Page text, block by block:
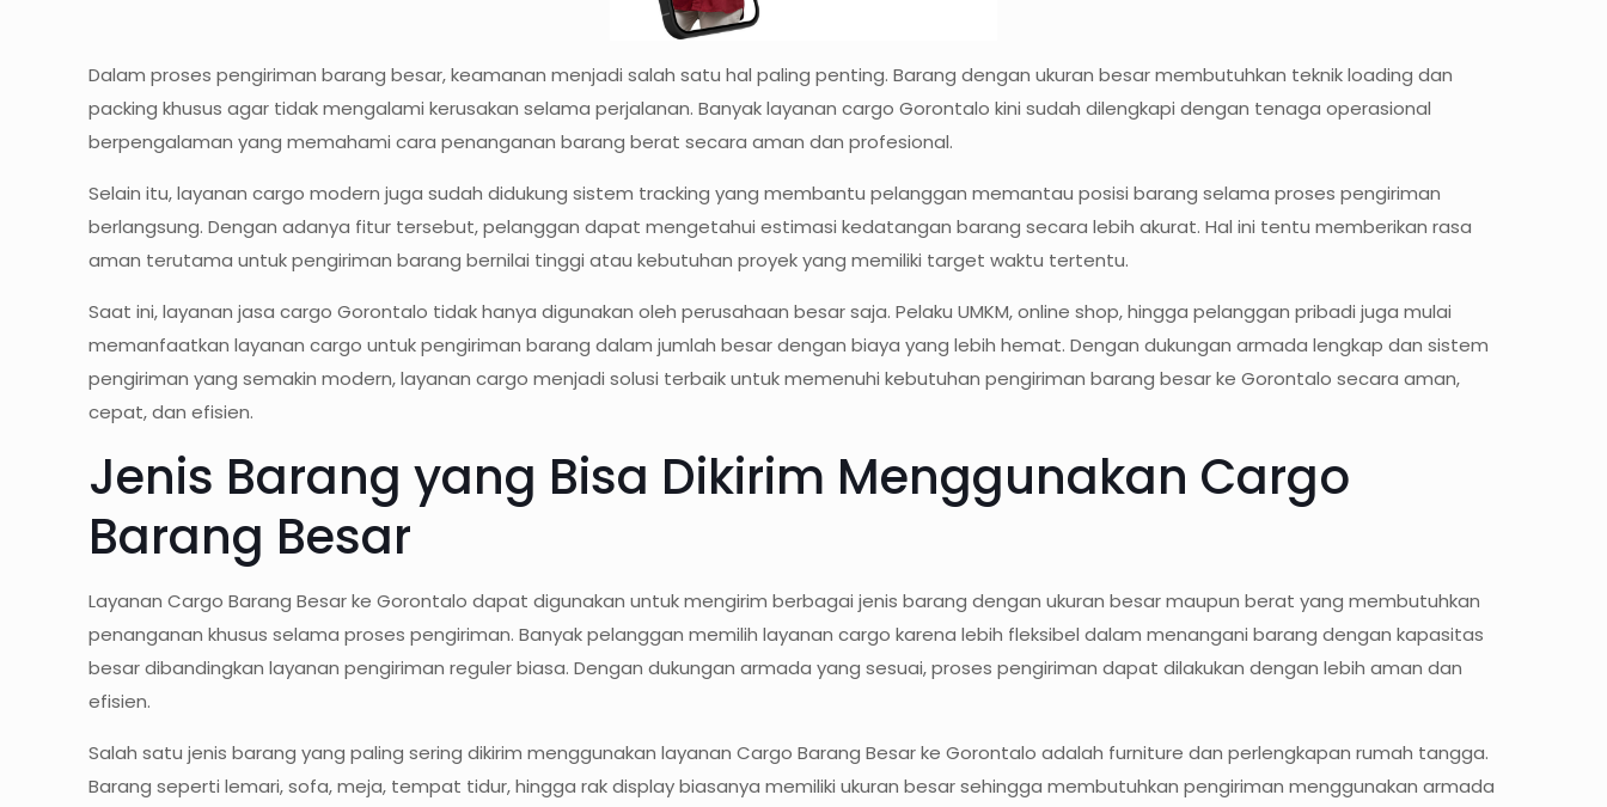
Dalam proses pengiriman barang besar, keamanan menjadi salah satu hal paling penting. Barang dengan ukuran besar membutuhkan teknik loading dan
packing khusus agar tidak mengalami kerusakan selama perjalanan. Banyak layanan cargo Gorontalo kini sudah dilengkapi dengan tenaga operasional
berpengalaman yang memahami cara penanganan barang berat secara aman dan profesional.
Selain itu, layanan cargo modern juga sudah didukung sistem tracking yang membantu pelanggan memantau posisi barang selama proses pengiriman
berlangsung. Dengan adanya fitur tersebut, pelanggan dapat mengetahui estimasi kedatangan barang secara lebih akurat. Hal ini tentu memberikan rasa
aman terutama untuk pengiriman barang bernilai tinggi atau kebutuhan proyek yang memiliki target waktu tertentu.
Saat ini, layanan jasa cargo Gorontalo tidak hanya digunakan oleh perusahaan besar saja. Pelaku UMKM, online shop, hingga pelanggan pribadi juga mulai
memanfaatkan layanan cargo untuk pengiriman barang dalam jumlah besar dengan biaya yang lebih hemat. Dengan dukungan armada lengkap dan sistem
pengiriman yang semakin modern, layanan cargo menjadi solusi terbaik untuk memenuhi kebutuhan pengiriman barang besar ke Gorontalo secara aman,
cepat, dan efisien.
Jenis Barang yang Bisa Dikirim Menggunakan Cargo
Barang Besar
Layanan Cargo Barang Besar ke Gorontalo dapat digunakan untuk mengirim berbagai jenis barang dengan ukuran besar maupun berat yang membutuhkan
penanganan khusus selama proses pengiriman. Banyak pelanggan memilih layanan cargo karena lebih fleksibel dalam menangani barang dengan kapasitas
besar dibandingkan layanan pengiriman reguler biasa. Dengan dukungan armada yang sesuai, proses pengiriman dapat dilakukan dengan lebih aman dan
efisien.
Salah satu jenis barang yang paling sering dikirim menggunakan layanan Cargo Barang Besar ke Gorontalo adalah furniture dan perlengkapan rumah tangga.
Barang seperti lemari, sofa, meja, tempat tidur, hingga rak display biasanya memiliki ukuran besar sehingga membutuhkan pengiriman menggunakan armada